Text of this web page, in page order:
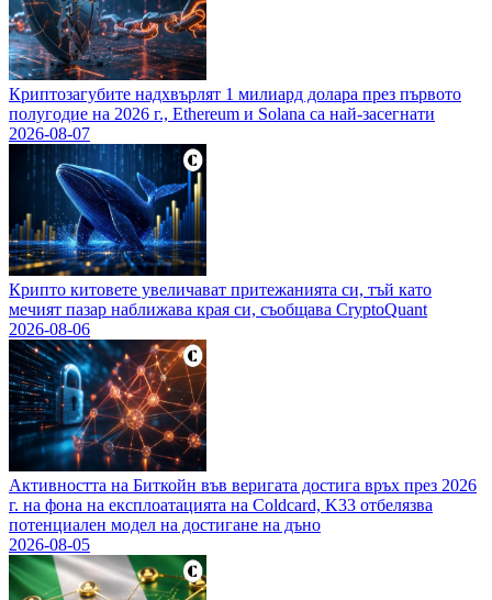
Криптозагубите надхвърлят 1 милиард долара през първото
полугодие на 2026 г., Ethereum и Solana са най-засегнати
2026-08-07
Крипто китовете увеличават притежанията си, тъй като
мечият пазар наближава края си, съобщава CryptoQuant
2026-08-06
Активността на Биткойн във веригата достига връх през 2026
г. на фона на експлоатацията на Coldcard, K33 отбелязва
потенциален модел на достигане на дъно
2026-08-05